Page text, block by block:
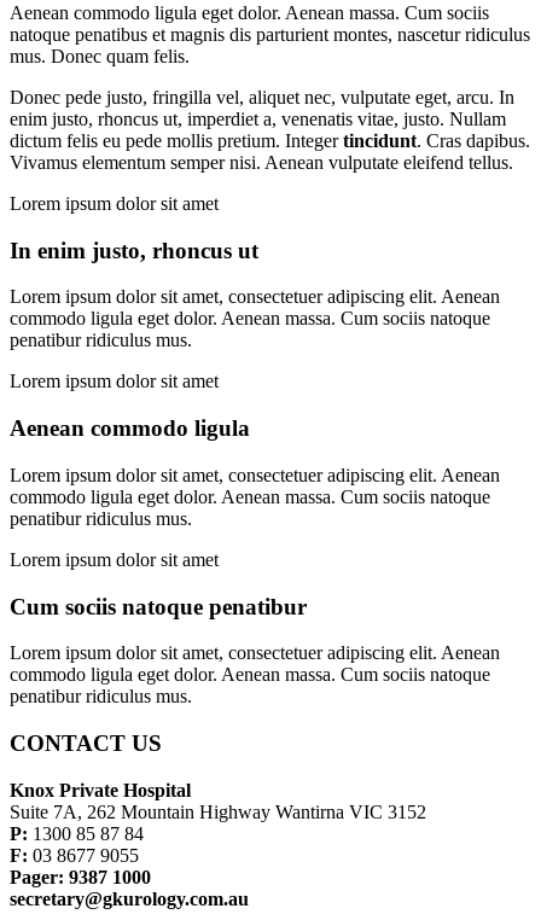
Aenean commodo ligula eget dolor. Aenean massa. Cum sociis
natoque penatibus et magnis dis parturient montes, nascetur ridiculus
mus. Donec quam felis.
Donec pede justo, fringilla vel, aliquet nec, vulputate eget, arcu. In
enim justo, rhoncus ut, imperdiet a, venenatis vitae, justo. Nullam
dictum felis eu pede mollis pretium. Integertincidunt. Cras dapibus.
Vivamus elementum semper nisi. Aenean vulputate eleifend tellus.
Lorem ipsum dolor sit amet
In enim justo, rhoncus ut
Lorem ipsum dolor sit amet, consectetuer adipiscing elit. Aenean
commodo ligula eget dolor. Aenean massa. Cum sociis natoque
penatibur ridiculus mus.
Lorem ipsum dolor sit amet
Aenean commodo ligula
Lorem ipsum dolor sit amet, consectetuer adipiscing elit. Aenean
commodo ligula eget dolor. Aenean massa. Cum sociis natoque
penatibur ridiculus mus.
Lorem ipsum dolor sit amet
Cum sociis natoque penatibur
Lorem ipsum dolor sit amet, consectetuer adipiscing elit. Aenean
commodo ligula eget dolor. Aenean massa. Cum sociis natoque
penatibur ridiculus mus.
CONTACT US
Knox Private Hospital
Suite 7A, 262 Mountain Highway Wantirna VIC 3152
P: 1300 85 87 84
F: 03 8677 9055
Pager: 9387 1000
secretary@gkurology.com.au